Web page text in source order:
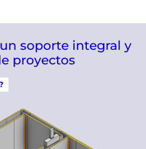
soporte integral y
proyectos